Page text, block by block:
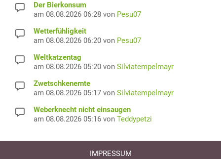
Der Bierkonsum
am 08.08.2026 06:28 von Pesu07
Wetterfühligkeit
am 08.08.2026 06:20 von Pesu07
Weltkatzentag
am 08.08.2026 05:20 von Silviatempelmayr
Zwetschkenernte
am 08.08.2026 05:17 von Silviatempelmayr
Weberknecht nicht einsaugen
am 08.08.2026 05:16 von Teddypetzi
IMPRESSUM